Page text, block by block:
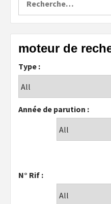
moteur de
Type :
Année de parution :
N° Rif :